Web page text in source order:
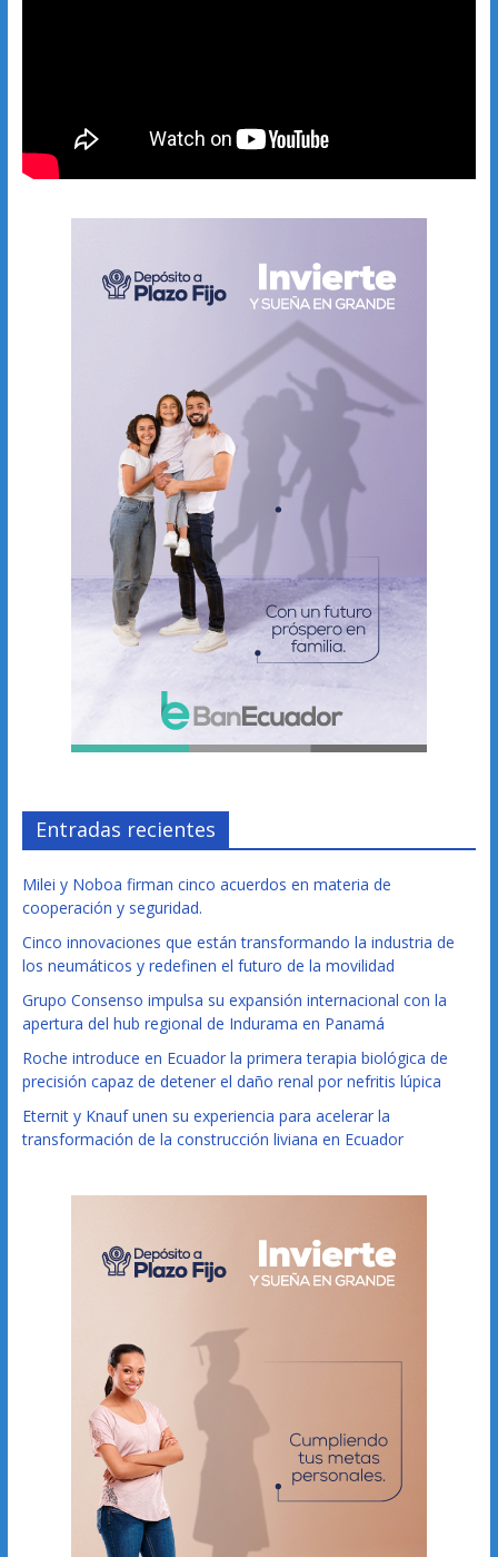
Entradas recientes
Milei y Noboa firman cinco acuerdos en materia de
cooperación y seguridad.
Cinco innovaciones que están transformando la industria de
los neumáticos y redefinen el futuro de la movilidad
Grupo Consenso impulsa su expansión internacional con la
apertura del hub regional de Indurama en Panamá
Roche introduce en Ecuador la primera terapia biológica de
precisión capaz de detener el daño renal por nefritis lúpica
Eternit y Knauf unen su experiencia para acelerar la
transformación de la construcción liviana en Ecuador